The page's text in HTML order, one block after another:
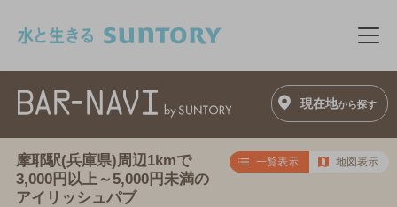
メ
現在地から探す
摩耶駅(兵庫県)周辺1kmで
3,000円以上～5,000円未満の
アイリッシュパブ
一覧表示 地図表示